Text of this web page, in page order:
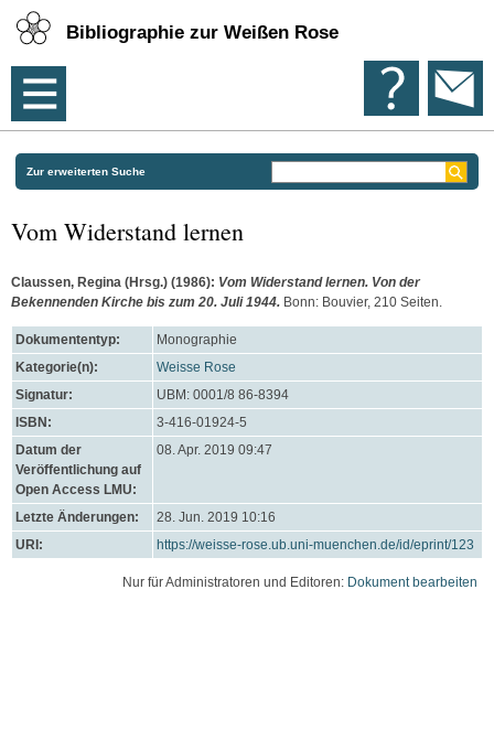
Bibliographie zur Weißen Rose
Zur erweiterten Suche
Vom Widerstand lernen
Claussen, Regina (Hrsg.) (1986): Vom Widerstand lernen. Von der
Bekennenden Kirche bis zum 20. Juli 1944. Bonn: Bouvier, 210 Seiten.
Dokumententyp:
Monographie
Kategorie(n):
Weisse Rose
Signatur:
UBM: 0001/8 86-8394
ISBN:
3-416-01924-5
Datum der
Veröffentlichung auf
Open Access LMU:
08. Apr. 2019 09:47
Letzte Änderungen:
28. Jun. 2019 10:16
URI:
https://weisse-rose.ub.uni-muenchen.de/id/eprint/123
Nur für Administratoren und Editoren: Dokument bearbeiten